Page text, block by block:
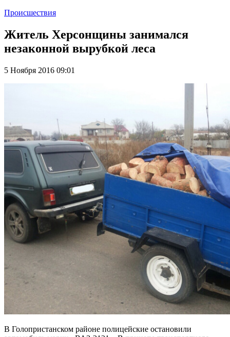
Происшествия
Житель Херсонщины занимался
незаконной вырубкой леса
5 Ноября 2016 09:01
В Голопристанском районе полицейские остановили